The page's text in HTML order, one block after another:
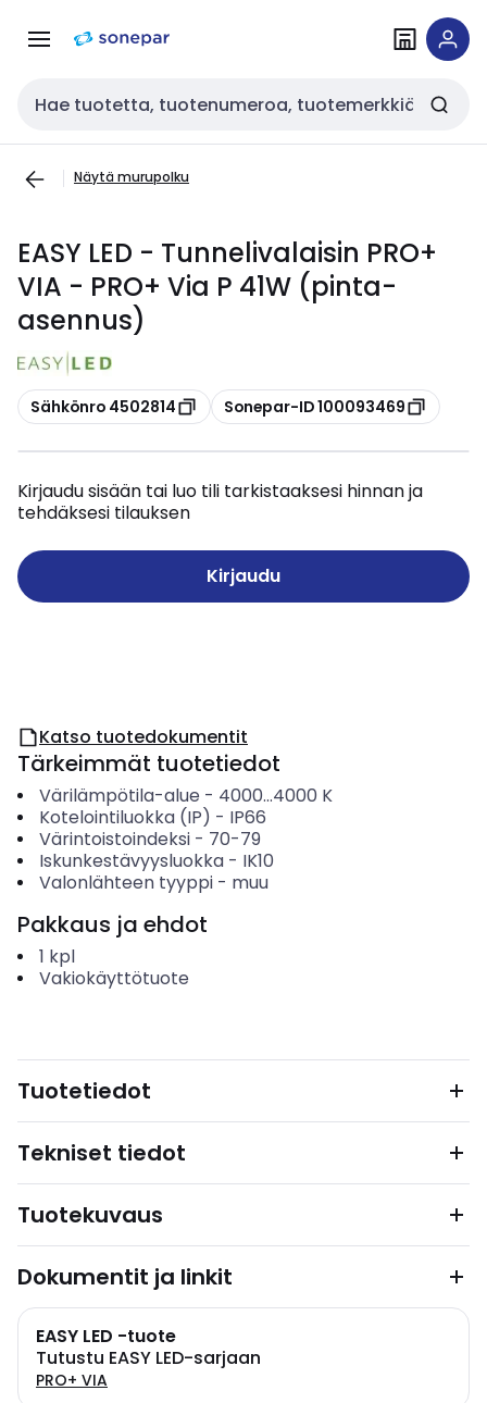
navigointiinsisältöön
Haku
Näytä murupolku
EASY LED - Tunnelivalaisin PRO+
VIA - PRO+ Via P 41W (pinta-
asennus)
Kopioi
Sähkönro 4502814 Kopioi
Sonepar-ID 100093469
Kirjaudu sisään tai luo tili tarkistaaksesi hinnan ja
tehdäksesi tilauksen
Kirjaudu
Katso tuotedokumentit
Tärkeimmät tuotetiedot
Värilämpötila-alue - 4000...4000 K
Kotelointiluokka (IP) - IP66
Värintoistoindeksi- 70-79
Iskunkestävyysluokka- IK10
Valonlähteen tyyppi- muu
Pakkaus ja ehdot
1 kpl
Vakiokäyttötuote
Tuotetiedot
Tekniset tiedot
Tuotekuvaus
Dokumentit ja linkit
EASY LED -tuote
Tutustu EASY LED-sarjaan
PRO+ VIA